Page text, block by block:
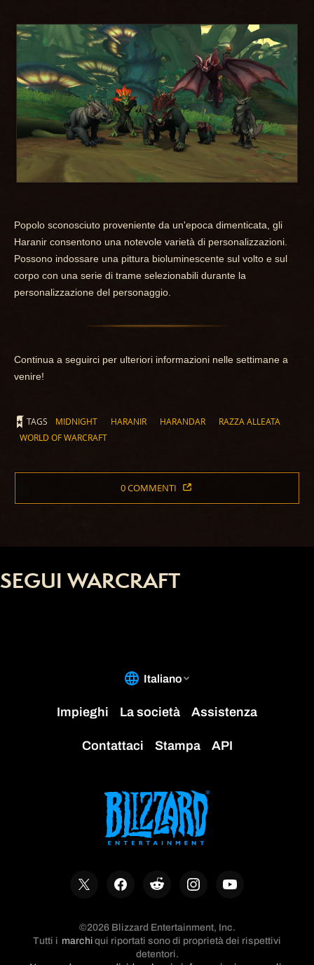
Popolo sconosciuto proveniente da un'epoca dimenticata, gli
Haranir consentono una notevole varietà di personalizzazioni.
Possono indossare una pittura bioluminescente sul volto e sul
corpo con una serie di trame selezionabili durante la
personalizzazione del personaggio.
Continua a seguirci per ulteriori informazioni nelle settimane a
venire!
TAGS MIDNIGHT HARANIR HARANDAR
RAZZA ALLEATA
WORLD OF WARCRAFT
0 COMMENTI
SEGUI WARCRAFT